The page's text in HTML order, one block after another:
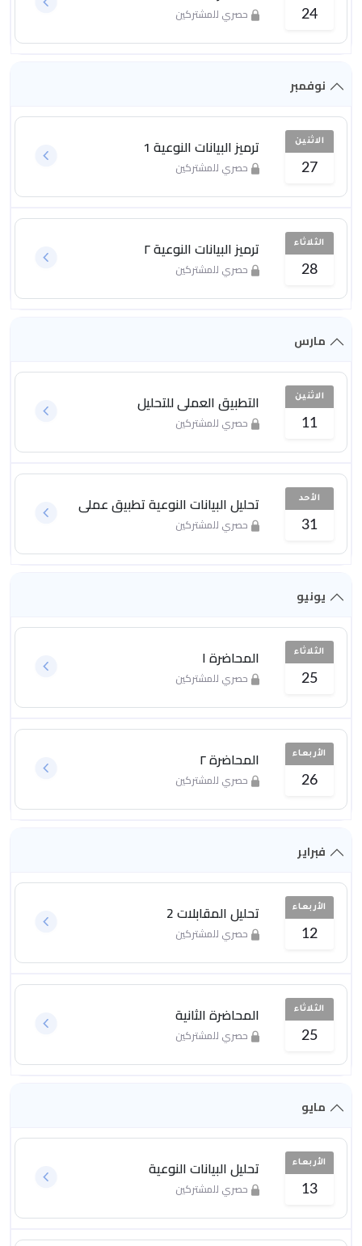
24 حصري للمشتركين
نوفمبر
الاثنين
27
ترميز البيانات النوعية 1
حصري للمشتركين
الثلاثاء
28
ترميز البيانات النوعية ٢
حصري للمشتركين
مارس
الاثنين
11
التطبيق العملي للتحليل
حصري للمشتركين
الأحد
31
تحليل البيانات النوعية تطبيق عملي
حصري للمشتركين
يونيو
الثلاثاء
25
المحاضرة ١
حصري للمشتركين
الأربعاء
26
المحاضرة ٢
حصري للمشتركين
فبراير
الأربعاء
12
تحليل المقابلات 2
حصري للمشتركين
الثلاثاء
25
المحاضرة الثانية
حصري للمشتركين
مايو
الأربعاء
13
تحليل البيانات النوعية
حصري للمشتركين